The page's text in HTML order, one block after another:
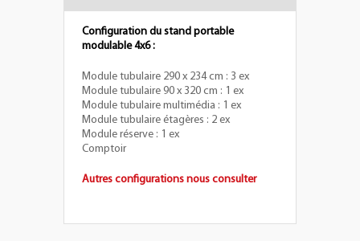
Configuration du stand portable
modulable 4x6 :
Module tubulaire 290 x 234 cm : 3 ex
Module tubulaire 90 x 320 cm : 1 ex
Module tubulaire multimédia : 1 ex
Module tubulaire étagères : 2 ex
Module réserve : 1 ex
Comptoir
Autres configurations nous consulter